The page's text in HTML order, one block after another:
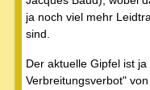
ja noch viel mehr
sind.
Der aktuelle Gipfel ist
Verbreitungsverbot"